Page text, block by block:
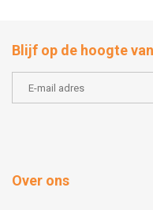
Blijf op de hoogte
Over ons